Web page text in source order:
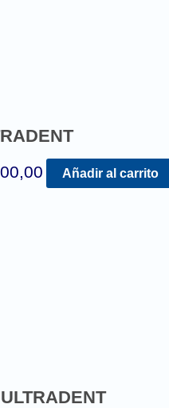
Añadir al carrito